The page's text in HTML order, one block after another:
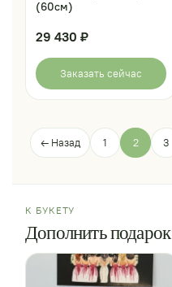
(60см)
29 430 ₽
Заказать сейчас
← Назад 1 2 3
К БУКЕТУ
Дополнить подарок